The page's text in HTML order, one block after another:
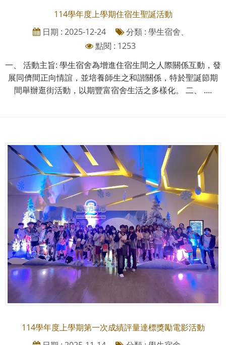
114學年度上學期住宿生聖誕活動
日期 : 2025-12-24
分類 : 學生宿舍、
點閱 : 1253
一、 活動主旨: 學生宿舍為增進住宿生間之人際關係互動，發
展同儕間正向情誼，並培養師生之和諧關係，特於聖誕節期
間舉辦逛街活動，以期豐富宿舍生活之多樣化。 二、 ....
114學年度上學期第一次成績評量達標獎勵電影活動